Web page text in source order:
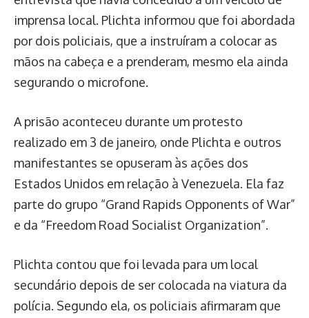
imprensa local. Plichta informou que foi abordada
por dois policiais, que a instruíram a colocar as
mãos na cabeça e a prenderam, mesmo ela ainda
segurando o microfone.
A prisão aconteceu durante um protesto
realizado em 3 de janeiro, onde Plichta e outros
manifestantes se opuseram às ações dos
Estados Unidos em relação à Venezuela. Ela faz
parte do grupo “Grand Rapids Opponents of War”
e da “Freedom Road Socialist Organization”.
Plichta contou que foi levada para um local
secundário depois de ser colocada na viatura da
polícia. Segundo ela, os policiais afirmaram que